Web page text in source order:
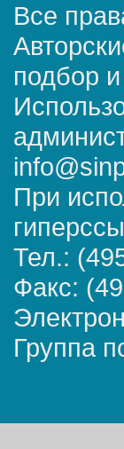
Все
подбор
При
Тел.:
Факс:
Группа